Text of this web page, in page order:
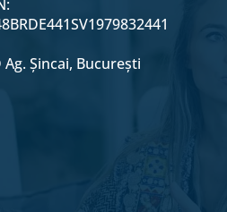
Ag. Șincai, București